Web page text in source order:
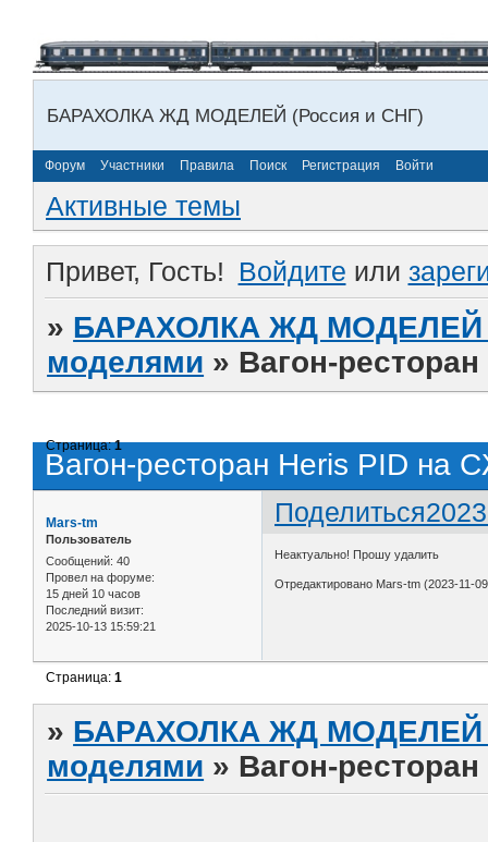
БАРАХОЛКА ЖД МОДЕЛЕЙ (Россия и СНГ)
Форум Участники Правила Поиск Регистрация Войти
Активные темы
Привет, Гость! Войдите или
» БАРАХОЛКА ЖД МОДЕЛЕЙ
моделями » Вагон-
Вагон-ресторан Heris PID
Страница:1
Поделиться
Mars-tm
Пользователь
Сообщений: 40
Провел на форуме:
15 дней 10 часов
Последний визит:
2025-10-13 15:59:21
Неактуально! Прошу удалить
Отредактировано Mars-tm (2023-11-
Страница:1
» БАРАХОЛКА ЖД МОДЕЛЕЙ
моделями » Вагон-